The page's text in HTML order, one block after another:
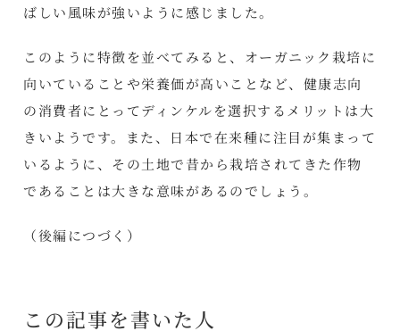
ばしい風味が強いように感じました。
このように特徴を並べてみると、オーガニック栽培に
向いていることや栄養価が高いことなど、健康志向
の消費者にとってディンケルを選択するメリットは大
きいようです。また、日本で在来種に注目が集まって
いるように、その土地で昔から栽培されてきた作物
であることは大きな意味があるのでしょう。
（後編につづく）
この記事を書いた人